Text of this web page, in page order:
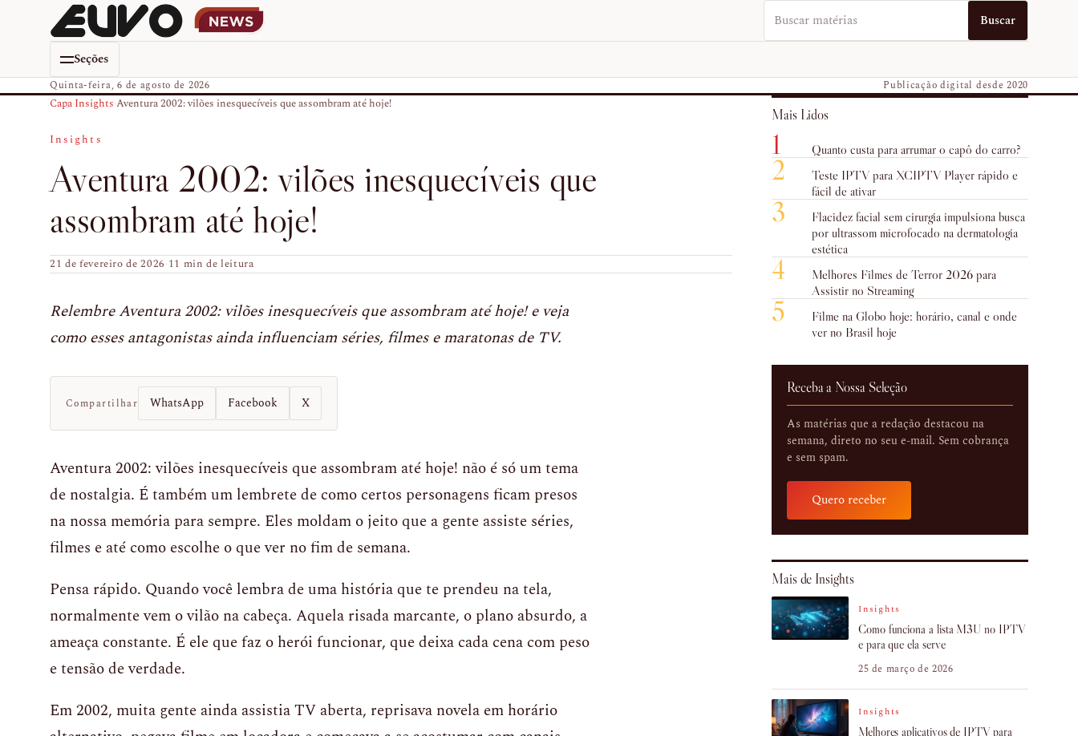
Buscar no EUVO News Buscar
Seções
Quinta-feira, 6 de agosto de 2026 Publicação digital desde 2020
Capa›Insights›Aventura 2002: vilões inesquecíveis que assombram até hoje!
Insights
Aventura 2002: vilões inesquecíveis que
assombram até hoje!
21 de fevereiro de 2026·11 min de leitura
Relembre Aventura 2002: vilões inesquecíveis que assombram até hoje! e veja
como esses antagonistas ainda influenciam séries, filmes e maratonas de TV.
Compartilhar WhatsApp Facebook X
Aventura 2002: vilões inesquecíveis que assombram até hoje! não é só um tema
de nostalgia. É também um lembrete de como certos personagens ficam presos
na nossa memória para sempre. Eles moldam o jeito que a gente assiste séries,
filmes e até como escolhe o que ver no fim de semana.
Pensa rápido. Quando você lembra de uma história que te prendeu na tela,
normalmente vem o vilão na cabeça. Aquela risada marcante, o plano absurdo, a
ameaça constante. É ele que faz o herói funcionar, que deixa cada cena com peso
e tensão de verdade.
Em 2002, muita gente ainda assistia TV aberta, reprisava novela em horário
Mais Lidos
1 Quanto custa para arrumar o capô do carro?
2
Teste IPTV para XCIPTV Player rápido e
fácil de ativar
3
Flacidez facial sem cirurgia impulsiona busca
por ultrassom microfocado na dermatologia
estética
4
Melhores Filmes de Terror 2026 para
Assistir no Streaming
5
Filme na Globo hoje: horário, canal e onde
ver no Brasil hoje
Receba a Nossa Seleção
As matérias que a redação destacou na
semana, direto no seu e-mail. Sem cobrança
e sem spam.
Quero receber
Mais de Insights
Insights
Como funciona a lista M3U no IPTV
e para que ela serve
25 de março de 2026
Insights
Melhores aplicativos de IPTV para